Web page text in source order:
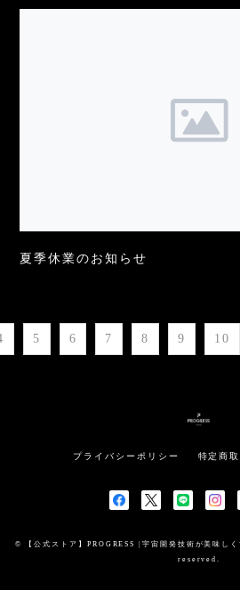
夏季休業のお知らせ
5 6 7 8 9 10
プライバシーポリシー 特定商
© 【公式ストア】PROGRESS |宇宙開発技術が美味し
reserved.